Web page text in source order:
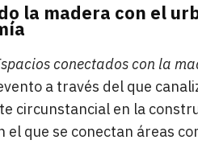
la madera con el
conectados con la
a través del que
circunstancial en la
el que se conectan áreas